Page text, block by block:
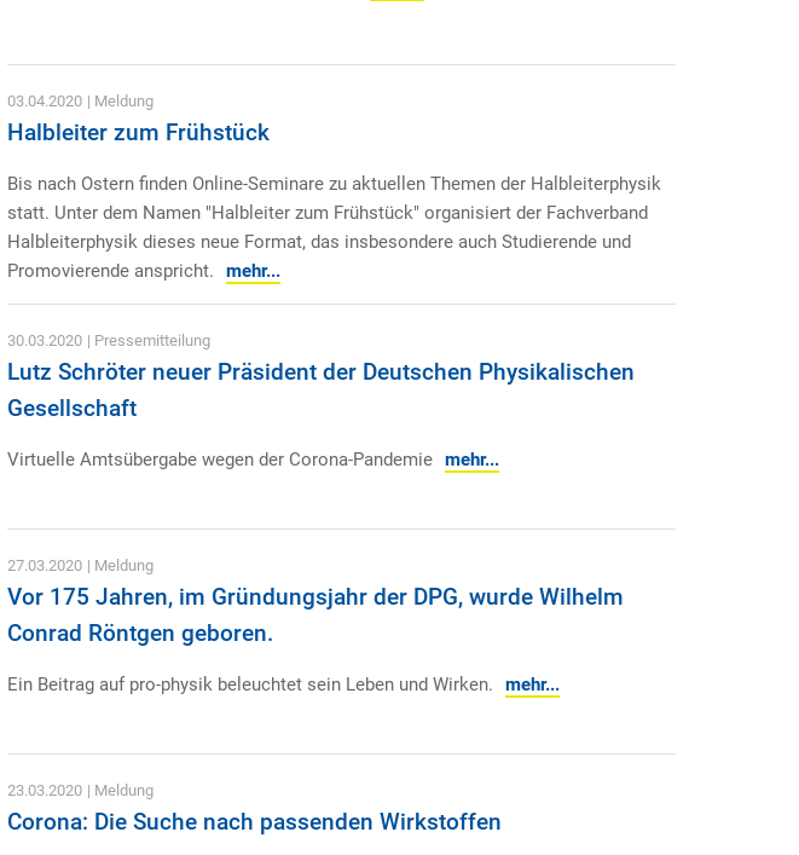
03.04.2020 | Meldung
Halbleiter zum Frühstück
Bis nach Ostern finden Online-Seminare zu aktuellen Themen der Halbleiterphysik
statt. Unter dem Namen "Halbleiter zum Frühstück" organisiert der Fachverband
Halbleiterphysik dieses neue Format, das insbesondere auch Studierende und
Promovierende anspricht.
mehr...
30.03.2020 | Pressemitteilung
Lutz Schröter neuer Präsident der Deutschen Physikalischen
Gesellschaft
Virtuelle Amtsübergabe wegen der Corona-Pandemie mehr...
27.03.2020 | Meldung
Vor 175 Jahren, im Gründungsjahr der DPG, wurde Wilhelm
Conrad Röntgen geboren.
Ein Beitrag auf pro-physik beleuchtet sein Leben und Wirken. mehr...
23.03.2020 | Meldung
Corona: Die Suche nach passenden Wirkstoffen